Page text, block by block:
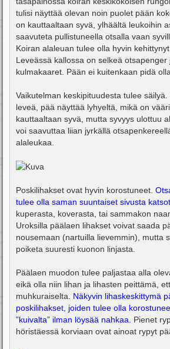
tulisi näyttää olevan noin puolet pään
on kauttaaltaan syvä, ylhäältä leukoihin
saavuteta pullistuneella otsalla vaan
Koiran alaleuan tulee olla hyvin
Leveässä kallossa on selkeä otsapenger
kulmakaaret. Pään ei kuitenkaan pidä
Vaikutelman keskipituudesta tulee
leveä, pää näyttää lyhyeltä, mikä on
kauttaaltaan syvä, mutta syvyys ulottuu
voi saavuttaa liian jyrkällä
alaleukaa.
Poskilihakset ovat hyvin korostuneet.
tulee olla saman suuntaiset sivusta
kuperasta, koverasta, tai sammakon
Uroksilla päälaen lihakset voivat saada
nousemaan (nartuilla lievemmin), mutta
poiketa suuresti kuonon linjasta.
Päälaen muodon tulee paljastaa alla
eikä olla niin lihan ja lihasten peittämä,
muhkuraiselta. Näkyvin lihaskeskittymä
poskilihakset, joiden tulee olla
”kuivalta” ilman löysää nahkaa. Pienet
höristäessä korviaan ovat ainoat rypyt